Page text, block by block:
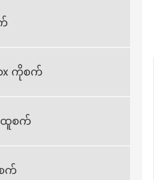
ကိုစက်
ထူစက်
က်